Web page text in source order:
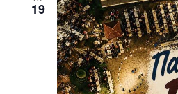
19